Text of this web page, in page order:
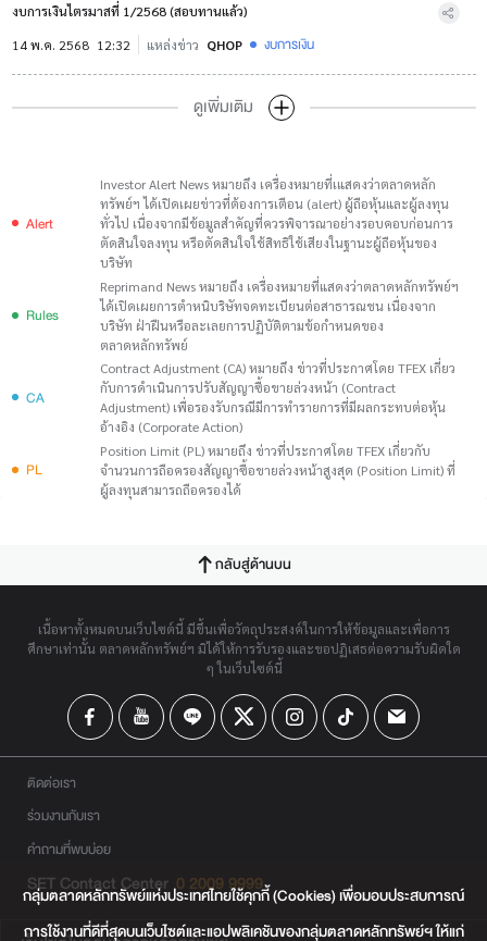
งบการเงินไตรมาสที่ 1/2568 (สอบทานแล้ว)
14 พ.ค. 2568 12:32 แหล่งข่าว QHOP งบการเงิน
ดูเพิ่มเติม
Alert
Investor Alert News หมายถึง เครื่องหมายที่เแสดงว่าตลาดหลัก
ทรัพย์ฯ ได้เปิดเผยข่าวที่ต้องการเตือน (alert) ผู้ถือหุ้นและผู้ลงทุน
ทั่วไป เนื่องจากมีข้อมูลสำคัญที่ควรพิจารณาอย่างรอบคอบก่อนการ
ตัดสินใจลงทุน หรือตัดสินใจใช้สิทธิใช้เสียงในฐานะผู้ถือหุ้นของ
บริษัท
Rules
Reprimand News หมายถึง เครื่องหมายที่แสดงว่าตลาดหลักทรัพย์ฯ
ได้เปิดเผยการตำหนิบริษัทจดทะเบียนต่อสาธารณชน เนื่องจาก
บริษัท ฝ่าฝืนหรือละเลยการปฏิบัติตามข้อกำหนดของ
ตลาดหลักทรัพย์
CA
Contract Adjustment (CA) หมายถึง ข่าวที่ประกาศโดย TFEX เกี่ยว
กับการดำเนินการปรับสัญญาซื้อขายล่วงหน้า (Contract
Adjustment) เพื่อรองรับกรณีมีการทำรายการที่มีผลกระทบต่อหุ้น
อ้างอิง (Corporate Action)
PL
Position Limit (PL) หมายถึง ข่าวที่ประกาศโดย TFEX เกี่ยวกับ
จำนวนการถือครองสัญญาซื้อขายล่วงหน้าสูงสุด (Position Limit) ที่
ผู้ลงทุนสามารถถือครองได้
กลับสู่ด้านบน
เนื้อหาทั้งหมดบนเว็บไซต์นี้ มีขึ้นเพื่อวัตถุประสงค์ในการให้ข้อมูลและเพื่อการ
ศึกษาเท่านั้น ตลาดหลักทรัพย์ฯ มิได้ให้การรับรองและขอปฏิเสธต่อความรับผิดใด
ๆ ในเว็บไซต์นี้
ติดต่อเรา
ร่วมงานกับเรา
คำถามที่พบบ่อย
SET Contact Center 0 2009 9999
กลุ่มตลาดหลักทรัพย์แห่งประเทศไทยใช้คุกกี้ (Cookies) เพื่อมอบประสบการณ์
การใช้งานที่ดีที่สุดบนเว็บไซต์และแอปพลิเคชันของกลุ่มตลาดหลักทรัพย์ฯ ให้แก่